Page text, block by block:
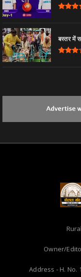
बस्तर में
Owner/
Address - H. No.